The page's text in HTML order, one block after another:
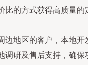
比的方式获得高质量的
边地区的客户，本地开
调研及售后支持，确保